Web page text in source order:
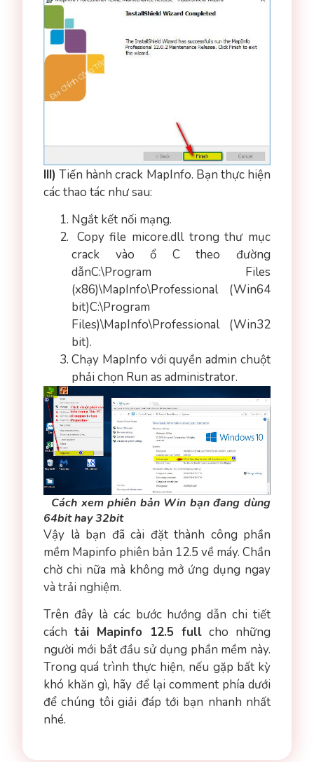
III) Tiến hành crack MapInfo. Bạn thực hiện
các thao tác như sau:
Ngắt kết nối mạng.
Copy file micore.dll trong thư mục
crack vào ổ C theo đường
dẫnC:\Program Files
(x86)\MapInfo\Professional (Win64
bit)C:\Program
Files)\MapInfo\Professional (Win32
bit).
Chạy MapInfo với quyền admin chuột
phải chọn Run as administrator.
Cách xem phiên bản Win bạn đang dùng
64bit hay 32bit
Vậy là bạn đã cài đặt thành công phần
mềm Mapinfo phiên bản 12.5 về máy. Chần
chờ chi nữa mà không mở ứng dụng ngay
và trải nghiệm.
Trên đây là các bước hướng dẫn chi tiết
cách tải Mapinfo 12.5 full cho những
người mới bắt đầu sử dụng phần mềm này.
Trong quá trình thực hiện, nếu gặp bất kỳ
khó khăn gì, hãy để lại comment phía dưới
để chúng tôi giải đáp tới bạn nhanh nhất
nhé.